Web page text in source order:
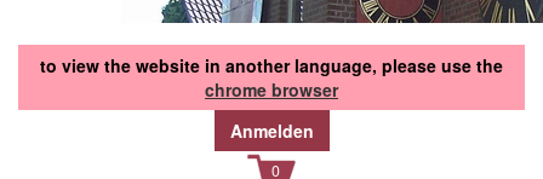
to view the website in another language, please use the
chrome browser
Anmelden